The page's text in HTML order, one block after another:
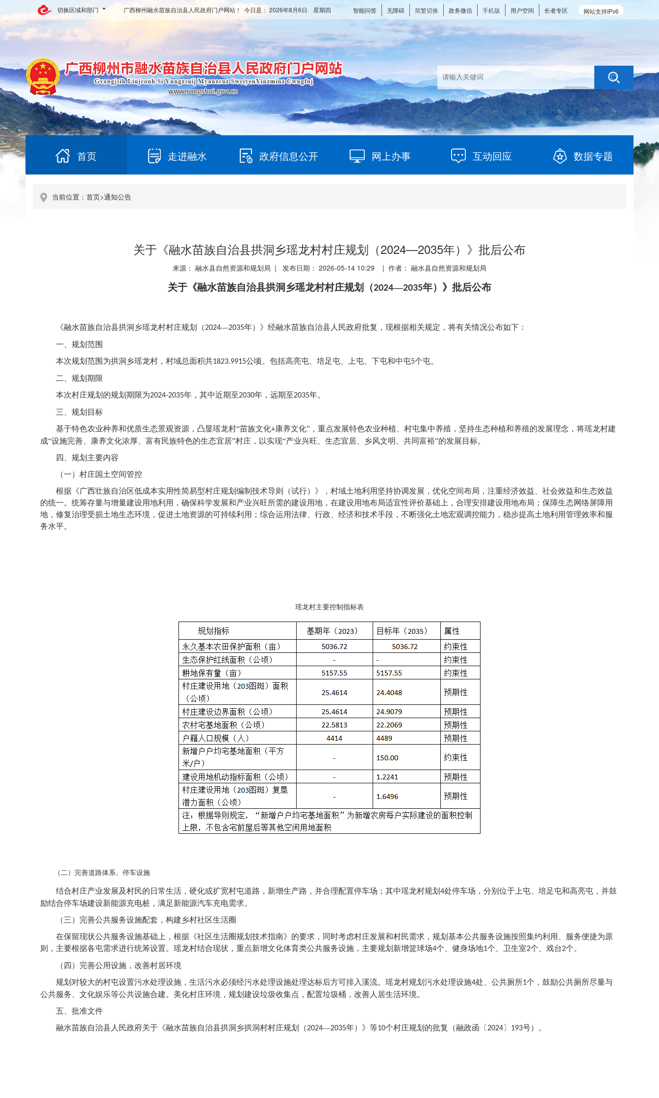
切换区域和部门 网站支持IPv6
智能问答 无障碍 简繁切换 政务微信 手机版 用户空间 长者专区
广西柳州融水苗族自治县人民政府门户网站！ 今日是： 2026年8月6日 星期四
首页 走进融水 政府信息公开 网上办事 互动回应 数据专题
当前位置： 首页>通知公告
关于《融水苗族自治县拱洞乡瑶龙村村庄规划（2024—2035年）》批后公布
来源： 融水县自然资源和规划局 | 发布日期： 2026-05-14 10:29 | 作者： 融水县自然资源和规划局
关于《融水苗族自治县拱洞乡瑶龙村村庄规划（2024—2035年）》批后公布
《融水苗族自治县拱洞乡瑶龙村村庄规划（2024—2035年）》经融水苗族自治县人民政府批复，现根据相关规定，将有关情况公布如下：
一、规划范围
本次规划范围为拱洞乡瑶龙村，村域总面积共1823.9915公顷。包括高亮屯、培足屯、上屯、下屯和中屯5个屯。
二、规划期限
本次村庄规划的规划期限为2024-2035年，其中近期至2030年，远期至2035年。
三、规划目标
基于特色农业种养和优质生态景观资源，凸显瑶龙村“苗族文化+康养文化”，重点发展特色农业种植、村屯集中养殖，坚持生态种植和养殖的发展理念，将瑶龙村建
成“设施完善、康养文化浓厚、富有民族特色的生态宜居”村庄，以实现“产业兴旺、生态宜居、乡风文明、共同富裕”的发展目标。
四、规划主要内容
（一）村庄国土空间管控
根据《广西壮族自治区低成本实用性简易型村庄规划编制技术导则（试行）》，村域土地利用坚持协调发展，优化空间布局，注重经济效益、社会效益和生态效益
的统一。统筹存量与增量建设用地利用，确保科学发展和产业兴旺所需的建设用地，在建设用地布局适宜性评价基础上，合理安排建设用地布局；保障生态网络屏障用
地，修复治理受损土地生态环境，促进土地资源的可持续利用；综合运用法律、行政、经济和技术手段，不断强化土地宏观调控能力，稳步提高土地利用管理效率和服
务水平。
瑶龙村主要控制指标表
（二）完善道路体系、停车设施
结合村庄产业发展及村民的日常生活，硬化或扩宽村屯道路，新增生产路，并合理配置停车场；其中瑶龙村规划 4处停车场，分别位于上屯、培足屯和高亮屯，并鼓
励结合停车场建设新能源充电桩，满足新能源汽车充电需求。
（三）完善公共服务设施配套，构建乡村社区生活圈
在保留现状公共服务设施基础上，根据《社区生活圈规划技术指南》的要求，同时考虑村庄发展和村民需求，规划基本公共服务设施按照集约利用、服务便捷为原
则，主要根据各屯需求进行统筹设置。瑶龙村结合现状，重点新增文化体育类公共服务设施，主要规划新增篮球场4个、健身场地1个、卫生室2个、戏台2个。
（四）完善公用设施，改善村居环境
规划对较大的村屯设置污水处理设施，生活污水必须经污水处理设施处理达标后方可排入溪流。瑶龙村规划污水处理设施4处、公共厕所1个，鼓励公共厕所尽量与
公共服务、文化娱乐等公共设施合建。美化村庄环境，规划建设垃圾收集点，配置垃圾桶，改善人居生活环境。
五、批准文件
融水苗族自治县人民政府关于《融水苗族自治县拱洞乡拱洞村村庄规划（2024—2035年）》等10个村庄规划的批复（融政函〔2024〕 193号）。